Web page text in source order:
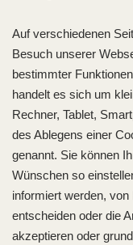
Auf verschiedenen
Besuch unserer
bestimmter
handelt es sich um
Rechner, Tablet,
des Ablegens einer
genannt. Sie können
Wünschen so
informiert werden,
entscheiden oder die
akzeptieren oder